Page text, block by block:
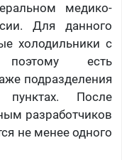
медико-
Для данного
холодильники с
поэтому есть
подразделения
После
разработчиков
не менее одного